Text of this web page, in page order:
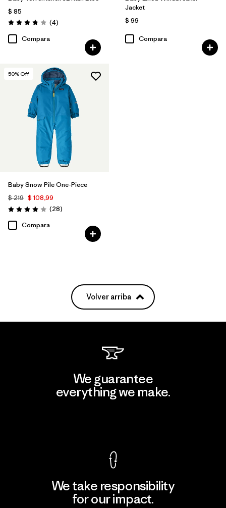
$ 85
Valoración: 3.8 / 5
(4Comentarios
)
Compara
Jacket
$ 99
Compara
50% Off
Baby Snow Pile One-Piece
$ 219 $ 108,99
Valoración: 4.0 / 5
(28Comentarios
)
Compara
Volver arriba
We guarantee
everything we make.
We take responsibility
for our impact.